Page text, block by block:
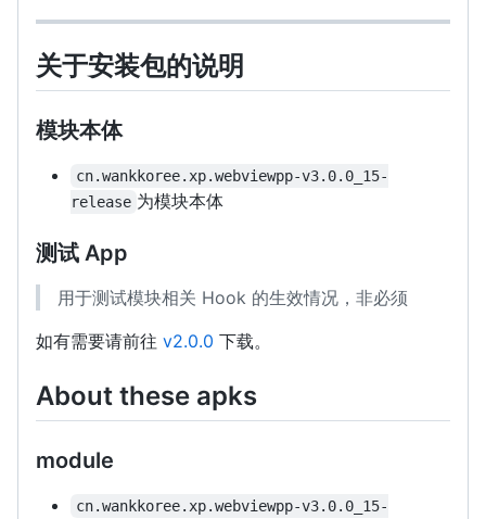
关于安装包的说明
模块本体
cn.wankkoree.xp.webviewpp-v3.0.0_15-
release 为模块本体
测试 App
用于测试模块相关 Hook 的生效情况，非必须
如有需要请前往 v2.0.0 下载。
About these apks
module
cn.wankkoree.xp.webviewpp-v3.0.0_15-